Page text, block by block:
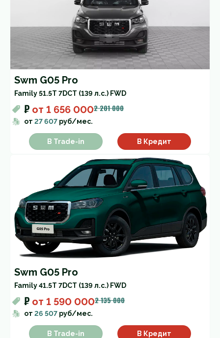
Swm G05 Pro
Family 51.5T 7DCT (139 л.с.) FWD
₽ от 1 656 0002 201 000
от 27 607 руб/мес.
В Trade-in В Кредит
Swm G05 Pro
Family 41.5T 7DCT (139 л.с.) FWD
₽ от 1 590 0002 135 000
от 26 507 руб/мес.
В Trade-in В Кредит